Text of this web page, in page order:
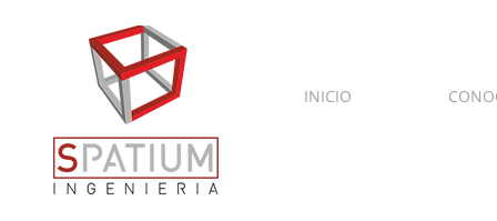
INICIO